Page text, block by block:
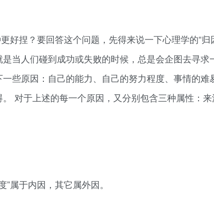
好捏？要回答这个问题，先得来说一下心理学的“
当人们碰到成功或失败的时候，总是会企图去寻
些原因：自己的能力、自己的努力程度、事情的
对于上述的每一个原因，又分别包含三种属性：
属于内因，其它属外因。